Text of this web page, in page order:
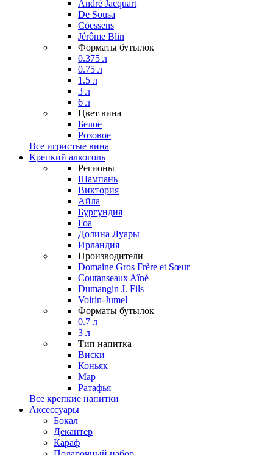
André Jacquart
De Sousa
Coessens
Jérôme Blin
Форматы бутылок
0.375 л
0.75 л
1.5 л
3 л
6 л
Цвет вина
Белое
Розовое
Все игристые вина
Крепкий алкоголь
Регионы
Шампань
Виктория
Айла
Бургундия
Гоа
Долина Луары
Ирландия
Производители
Domaine Gros Frère et Sœur
Coutanseaux Aîné
Dumangin J. Fils
Voirin-Jumel
Форматы бутылок
0.7 л
3 л
Тип напитка
Виски
Коньяк
Мар
Ратафья
Все крепкие напитки
Аксессуары
Бокал
Декантер
Караф